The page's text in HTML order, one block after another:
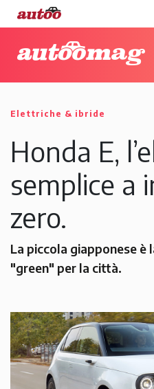
Elettriche & ibride
Honda E,
semplice a
zero.
La piccola giapponese è
"green" per la città.